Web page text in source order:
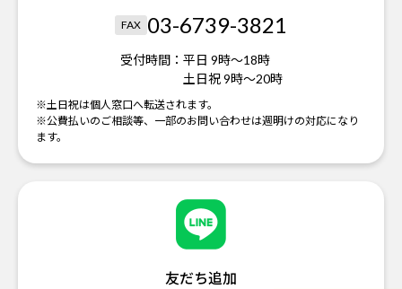
FAX 03-6739-3821
受付時間： 平日 9時～18時
土日祝 9時～20時
※土日祝は個人窓口へ転送されます。
※公費払いのご相談等、一部のお問い合わせは週明けの対応になり
ます。
友だち追加